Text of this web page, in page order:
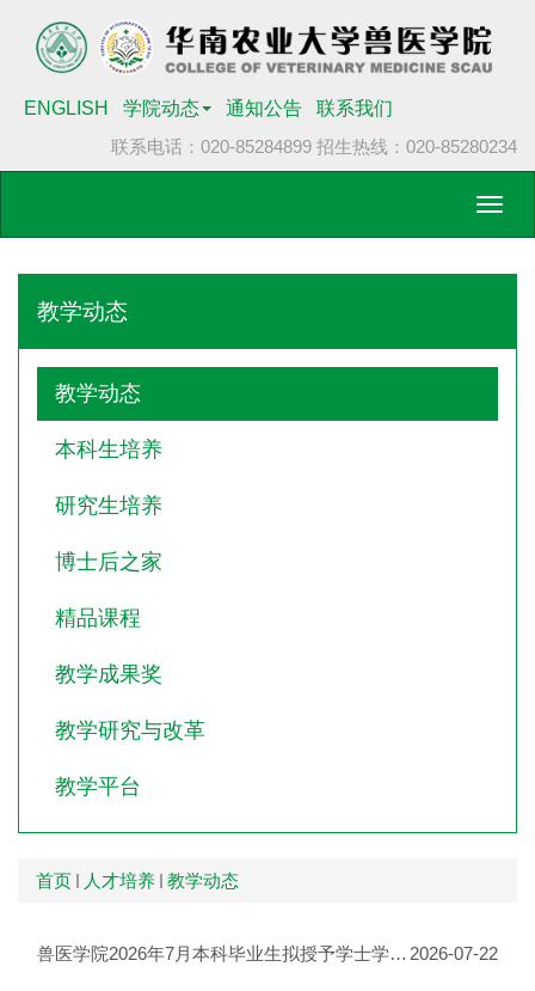
ENGLISH 学院动态 通知公告
联系我们
联系电话：020-85284899 招生热线：020-85280234
教学动态
教学动态
本科生培养
研究生培养
博士后之家
精品课程
教学成果奖
教学研究与改革
教学平台
首页 人才培养 教学动态
2026-07-22
兽医学院2026年7月本科毕业生拟授予学士学位学生名单公示